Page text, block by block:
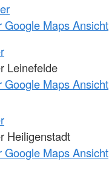
Google Maps Ansicht
Leinefelde
Google Maps Ansicht
Heiligenstadt
Google Maps Ansicht